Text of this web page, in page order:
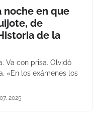
noche en que
de
de la
Va con prisa. Olvidó
«En los exámenes los
2025